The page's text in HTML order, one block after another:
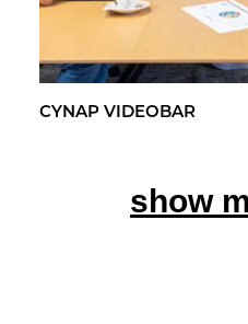
CYNAP VI­DEO­BAR
show